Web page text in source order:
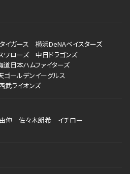
イガース
横浜DeNAベイスターズ
ワローズ
中日ドラゴンズ
道日本ハムファイターズ
ゴールデンイーグルス
武ライオンズ
伸 佐々木朗希
イチロー